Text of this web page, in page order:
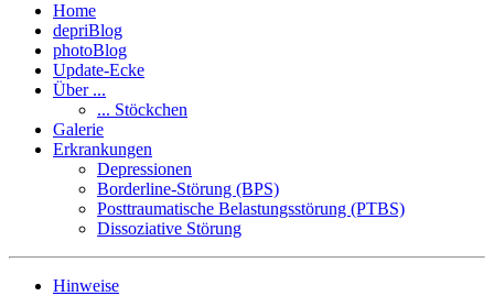
Home
depriBlog
photoBlog
Update-Ecke
Über ...
... Stöckchen
Galerie
Erkrankungen
Depressionen
Borderline-Störung (BPS)
Posttraumatische Belastungsstörung (PTBS)
Dissoziative Störung
Hinweise